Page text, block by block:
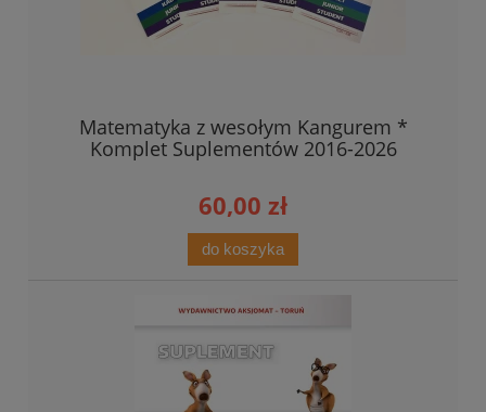
Matematyka z wesołym Kangurem *
Komplet Suplementów 2016-2026
60,00 zł
do koszyka